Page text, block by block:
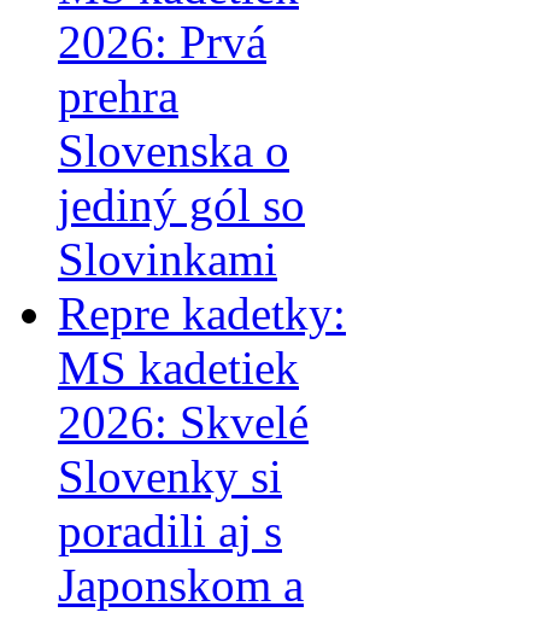
2026: Prvá
prehra
Slovenska o
jediný gól so
Slovinkami
Repre kadetky:
MS kadetiek
2026: Skvelé
Slovenky si
poradili aj s
Japonskom a